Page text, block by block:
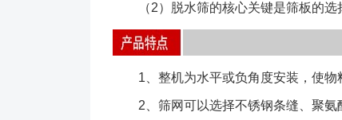
（2）脱水筛的核心关键是筛板的选
1、整机为水平或负角度安装，使物
2、筛网可以选择不锈钢条缝、聚氨